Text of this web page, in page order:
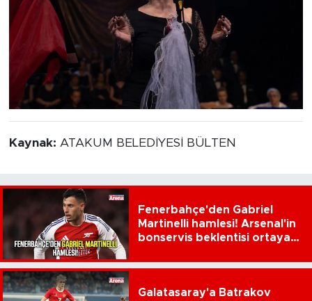
Kaynak: ATAKUM BELEDİYESİ BÜLTEN
Fenerbahçe'den Gabriel
Martinelli hamlesi! Arsenal'in
bonservis beklentisi ortaya
Galatasaray'a Batrakov